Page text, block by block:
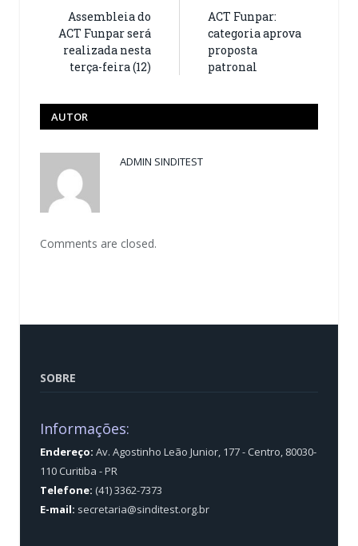
Assembleia do
ACT Funpar será
realizada nesta
terça-feira (12)
ACT Funpar:
categoria aprova
proposta
patronal
AUTOR
ADMIN SINDITEST
Comments are closed.
SOBRE
Informações:
Endereço: Av. Agostinho Leão Junior, 177 - Centro, 80030-
110 Curitiba - PR
Telefone: (41) 3362-7373
E-mail: secretaria@sinditest.org.br